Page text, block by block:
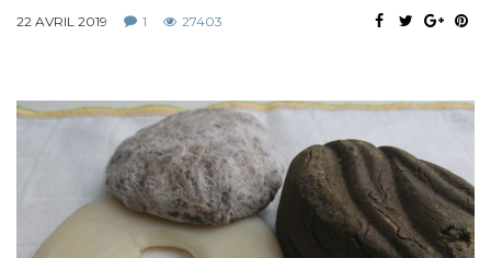
22 AVRIL 2019 1 27403